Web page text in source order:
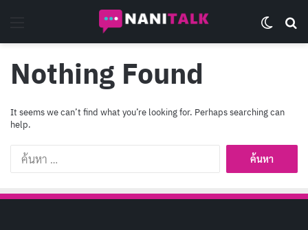
Nothing Found
It seems we can’t find what you’re looking for. Perhaps searching can
help.
สำหรับ: